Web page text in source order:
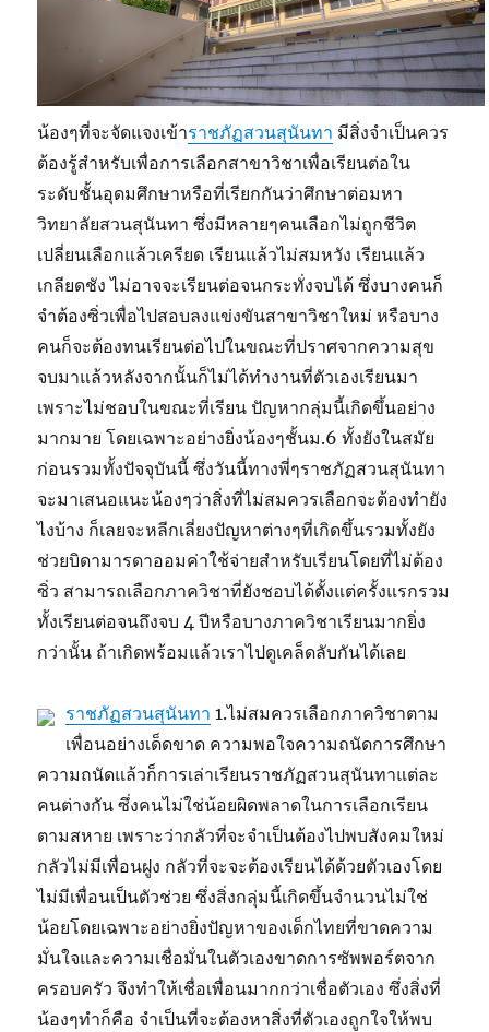
น้องๆที่จะจัดแจงเข้าราชภัฏสวนสุนันทา มีสิ่งจำเป็นควร
ต้องรู้สำหรับเพื่อการเลือกสาขาวิชาเพื่อเรียนต่อใน
ระดับชั้นอุดมศึกษาหรือที่เรียกกันว่าศึกษาต่อมหา
วิทยาลัยสวนสุนันทา ซึ่งมีหลายๆคนเลือกไม่ถูกชีวิต
เปลี่ยนเลือกแล้วเครียด เรียนแล้วไม่สมหวัง เรียนแล้ว
เกลียดชัง ไม่อาจจะเรียนต่อจนกระทั่งจบได้ ซึ่งบางคนก็
จำต้องซิ่วเพื่อไปสอบลงแข่งขันสาขาวิชาใหม่ หรือบาง
คนก็จะต้องทนเรียนต่อไปในขณะที่ปราศจากความสุข
จบมาแล้วหลังจากนั้นก็ไม่ได้ทำงานที่ตัวเองเรียนมา
เพราะไม่ชอบในขณะที่เรียน ปัญหากลุ่มนี้เกิดขึ้นอย่าง
มากมาย โดยเฉพาะอย่างยิ่งน้องๆชั้นม.6 ทั้งยังในสมัย
ก่อนรวมทั้งปัจจุบันนี้ ซึ่งวันนี้ทางพี่ๆราชภัฏสวนสุนันทา
จะมาเสนอแนะน้องๆว่าสิ่งที่ไม่สมควรเลือกจะต้องทำยัง
ไงบ้าง ก็เลยจะหลีกเลี่ยงปัญหาต่างๆที่เกิดขึ้นรวมทั้งยัง
ช่วยบิดามารดาออมค่าใช้จ่ายสำหรับเรียนโดยที่ไม่ต้อง
ซิ่ว สามารถเลือกภาควิชาที่ยังชอบได้ตั้งแต่ครั้งแรกรวม
ทั้งเรียนต่อจนถึงจบ 4 ปีหรือบางภาควิชาเรียนมากยิ่ง
กว่านั้น ถ้าเกิดพร้อมแล้วเราไปดูเคล็ดลับกันได้เลย
ราชภัฏสวนสุนันทา 1.ไม่สมควรเลือกภาควิชาตาม
เพื่อนอย่างเด็ดขาด ความพอใจความถนัดการศึกษา
ความถนัดแล้วก็การเล่าเรียนราชภัฏสวนสุนันทาแต่ละ
คนต่างกัน ซึ่งคนไม่ใช่น้อยผิดพลาดในการเลือกเรียน
ตามสหาย เพราะว่ากลัวที่จะจำเป็นต้องไปพบสังคมใหม่
กลัวไม่มีเพื่อนฝูง กลัวที่จะจะต้องเรียนได้ด้วยตัวเองโดย
ไม่มีเพื่อนเป็นตัวช่วย ซึ่งสิ่งกลุ่มนี้เกิดขึ้นจำนวนไม่ใช่
น้อยโดยเฉพาะอย่างยิ่งปัญหาของเด็กไทยที่ขาดความ
มั่นใจและความเชื่อมั่นในตัวเองขาดการซัพพอร์ตจาก
ครอบครัว จึงทำให้เชื่อเพื่อนมากกว่าเชื่อตัวเอง ซึ่งสิ่งที่
น้องๆทำก็คือ จำเป็นที่จะต้องหาสิ่งที่ตัวเองถูกใจให้พบ